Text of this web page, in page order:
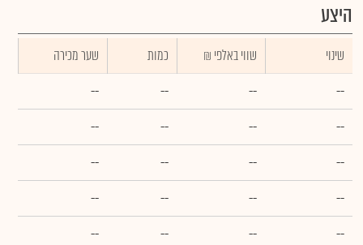
היצע
שינוי ₪ שווי באלפי כמות
שער מכירה
--
--
--
--
--
--
--
--
--
--
--
--
--
--
--
--
--
--
--
--